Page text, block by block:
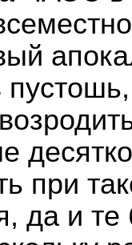
при
да и те